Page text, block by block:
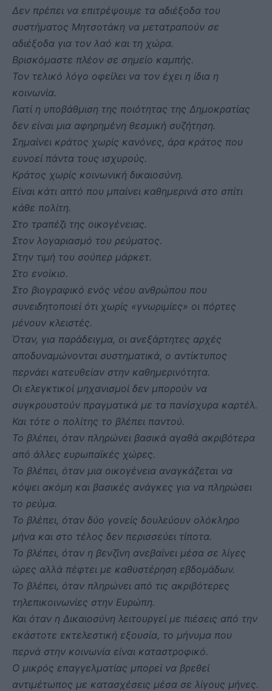
Δεν πρέπει να επιτρέψουμε τα αδιέξοδα του
συστήματος Μητσοτάκη να μετατραπούν σε
αδιέξοδα για τον λαό και τη χώρα.
Βρισκόμαστε πλέον σε σημείο καμπής.
Τον τελικό λόγο οφείλει να τον έχει η ίδια η
κοινωνία.
Γιατί η υποβάθμιση της ποιότητας της Δημοκρατίας
δεν είναι μια αφηρημένη θεσμική συζήτηση.
Σημαίνει κράτος χωρίς κανόνες, άρα κράτος που
ευνοεί πάντα τους ισχυρούς.
Κράτος χωρίς κοινωνική δικαιοσύνη.
Είναι κάτι απτό που μπαίνει καθημερινά στο σπίτι
κάθε πολίτη.
Στο τραπέζι της οικογένειας.
Στον λογαριασμό του ρεύματος.
Στην τιμή του σούπερ μάρκετ.
Στο ενοίκιο.
Στο βιογραφικό ενός νέου ανθρώπου που
συνειδητοποιεί ότι χωρίς «γνωριμίες» οι πόρτες
μένουν κλειστές.
Όταν, για παράδειγμα, οι ανεξάρτητες αρχές
αποδυναμώνονται συστηματικά, ο αντίκτυπος
περνάει κατευθείαν στην καθημερινότητα.
Οι ελεγκτικοί μηχανισμοί δεν μπορούν να
συγκρουστούν πραγματικά με τα πανίσχυρα καρτέλ.
Και τότε ο πολίτης το βλέπει παντού.
Το βλέπει, όταν πληρώνει βασικά αγαθά ακριβότερα
από άλλες ευρωπαϊκές χώρες.
Το βλέπει, όταν μια οικογένεια αναγκάζεται να
κόψει ακόμη και βασικές ανάγκες για να πληρώσει
το ρεύμα.
Το βλέπει, όταν δύο γονείς δουλεύουν ολόκληρο
μήνα και στο τέλος δεν περισσεύει τίποτα.
Το βλέπει, όταν η βενζίνη ανεβαίνει μέσα σε λίγες
ώρες αλλά πέφτει με καθυστέρηση εβδομάδων.
Το βλέπει, όταν πληρώνει από τις ακριβότερες
τηλεπικοινωνίες στην Ευρώπη.
Και όταν η Δικαιοσύνη λειτουργεί με πιέσεις από την
εκάστοτε εκτελεστική εξουσία, το μήνυμα που
περνά στην κοινωνία είναι καταστροφικό.
Ο μικρός επαγγελματίας μπορεί να βρεθεί
αντιμέτωπος με κατασχέσεις μέσα σε λίγους μήνες.